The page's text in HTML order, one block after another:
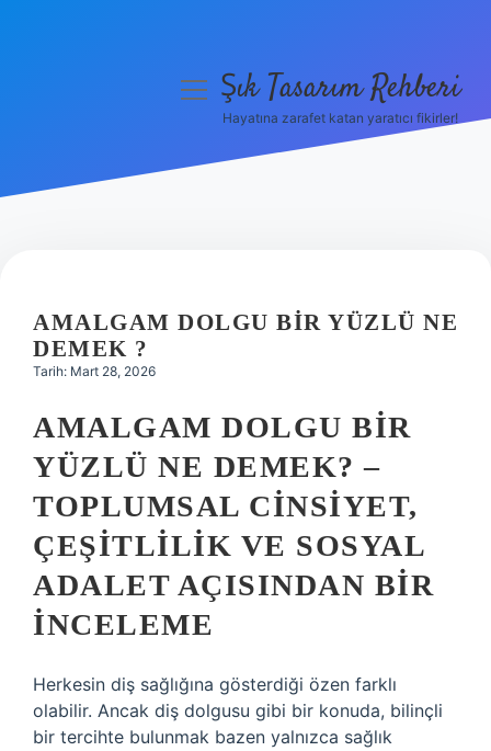
Hakkımızda
menüyüŞık Tasarım Rehberi
Hayatına zarafet katan yaratıcı fikirler!
AMALGAM DOLGU BIR YÜZLÜ NE
DEMEK ?
Tarih: Mart 28, 2026
AMALGAM DOLGU BIR
YÜZLÜ NE DEMEK? –
TOPLUMSAL CINSIYET,
ÇEŞITLILIK VE SOSYAL
ADALET AÇISINDAN BIR
İNCELEME
Herkesin diş sağlığına gösterdiği özen farklı
olabilir. Ancak diş dolgusu gibi bir konuda, bilinçli
bir tercihte bulunmak bazen yalnızca sağlık